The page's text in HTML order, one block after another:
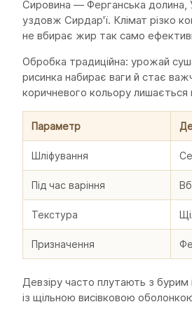
Сировина — Ферганська долина,
уздовж Сирдар'ї. Клімат різко
не вбирає жир так само
Обробка традиційна: урожай
рисинка набирає ваги й стає
коричневого кольору лишається
Параметр
Шліфування
Під час варіння
Текстура
Призначення
Девзіру часто плутають з
із щільною висівковою